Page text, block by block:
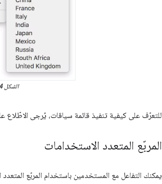
الشكل 4
للتعرّف على كيفية تنفيذ قائمة سياقات، يُرجى الاطّلاع
المربّع المتعدد الاستخدامات